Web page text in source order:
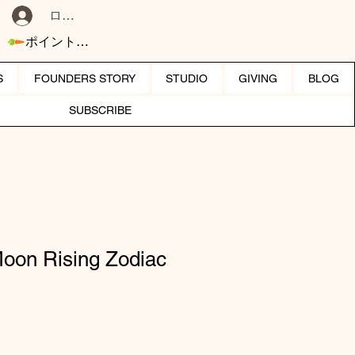
ログイン
ポイントを表示
FOUNDERS STORY STUDIO GIVING BLOG
SUBSCRIBE
Rising Zodiac
ル価格